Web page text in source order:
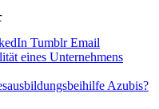
Tumblr Email
eines Unternehmens
Azubis?